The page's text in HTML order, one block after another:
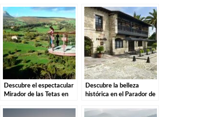
estas misteriosas
criaturas
Nansa en Tudanca.
Descubre el espectacular
Mirador de las Tetas en
Descubre la belleza
histórica en el Parador de
destino perfecto para tu